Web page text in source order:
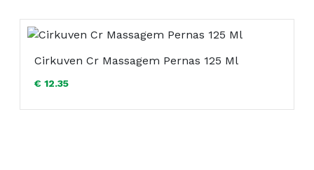
Cirkuven Cr Massagem Pernas 125 Ml
€ 12.35